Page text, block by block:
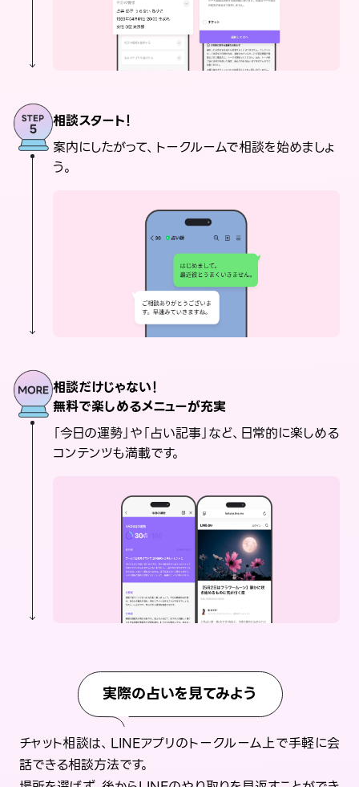
相談スタート！
案内にしたがって、トークルームで相談を始めましょ
う。
相談だけじゃない！
無料で楽しめるメニューが充実
「今日の運勢」や「占い記事」など、日常的に楽しめる
コンテンツも満載です。
実際の占いを見てみよう
チャット相談は、LINEアプリのトークルーム上で手軽に会
話できる相談方法です。